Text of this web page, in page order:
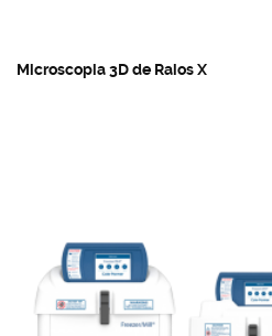
Microscopia 3D de Raios X